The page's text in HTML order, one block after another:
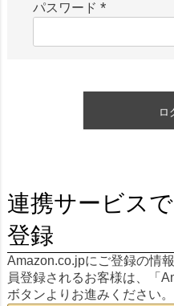
パスワード
ロ
連携サービス
登録
Amazon.co.jpにご登録の情
員登録されるお客様は、「
ボタンよりお進みください。